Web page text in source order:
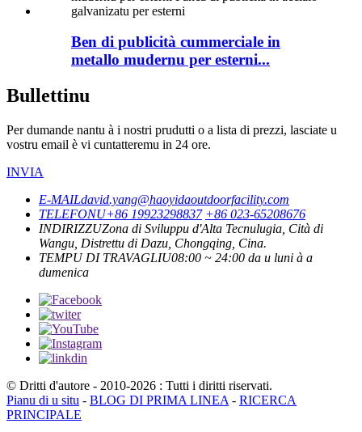
Ben di publicità cummerciale in
metallo mudernu per esterni...
Bullettinu
Per dumande nantu à i nostri prudutti o a lista di prezzi, lasciate u
vostru email è vi cuntatteremu in 24 ore.
INVIA
E-MAILdavid.yang@haoyidaoutdoorfacility.com
TELEFONU+86 19923298837 +86 023-65208676
INDIRIZZUZona di Sviluppu d'Alta Tecnulugia, Cità di
Wangu, Distrettu di Dazu, Chongqing, Cina.
TEMPU DI TRAVAGLIU08:00 ~ 24:00 da u luni à a
dumenica
© Dritti d'autore - 2010-2026 : Tutti i diritti riservati.
Pianu di u situ - BLOG DI PRIMA LINEA - RICERCA
PRINCIPALE